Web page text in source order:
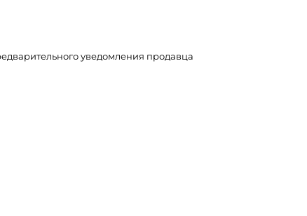
уведомления продавца